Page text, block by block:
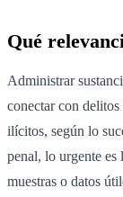
Qué
Administrar
conectar con
ilícitos, según lo
penal, lo urgente es
muestras o datos